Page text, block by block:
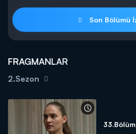
Son Bölümü
FRAGMANLAR
2.Sezon